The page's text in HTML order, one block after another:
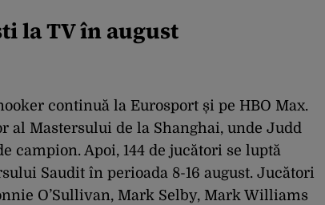
la TV în august
continuă la Eurosport și pe HBO Max.
al Mastersului de la Shanghai, unde Judd
campion. Apoi, 144 de jucători se luptă
Saudit în perioada 8-16 august. Jucători
O’Sullivan, Mark Selby, Mark Williams